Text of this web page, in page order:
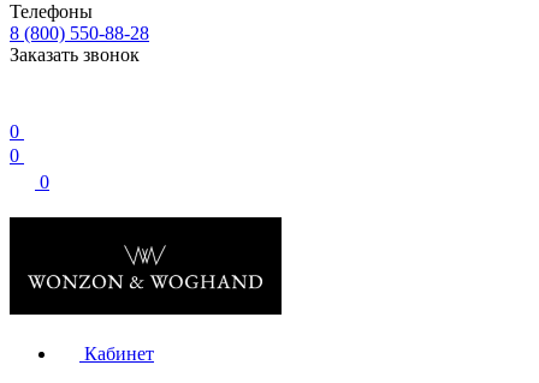
Телефоны
8 (800) 550-88-28
Заказать звонок
0
0
0
Кабинет